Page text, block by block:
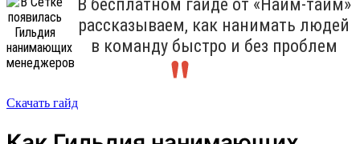
В бесплатном гайде от «Найм-тайм»
рассказываем, как нанимать людей
в команду быстро и без проблем
Скачать гайд